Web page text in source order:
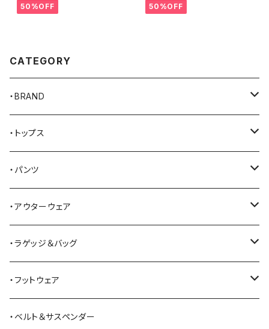
50%OFF 50%OFF
CATEGORY
・BRAND
AKER
Alden
ALFONSO'S OF HOLLYWOOD LEATHER
All American Khakis
American Optical
ANDERSON BEAN BOOT CO.
・トップス
Tシャツ
シャツ
ベスト
セーター
スウェットシャツ
・パンツ
ジーンズ
ワークパンツ
オーバーオール
ミリタリーパンツ
・アウターウェア
コート
ジャケット
ベスト
・ラゲッジ＆バッグ
トートバッグ
ショルダーバッグ
・フットウェア
ブーツ
・ベルト＆サスペンダー